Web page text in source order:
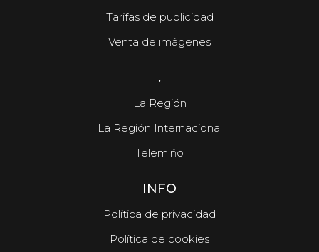
Tarifas de publicidad
Venta de imágenes
.
La Región
La Región Internacional
Telemiño
INFO
Política de privacidad
Política de cookies